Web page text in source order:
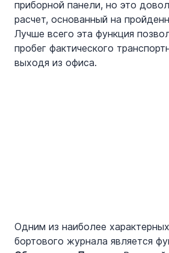
приборной панели, но это
расчет, основанный на
Лучше всего эта функция
пробег фактического
выходя из офиса.
Одним из наиболее
бортового журнала является